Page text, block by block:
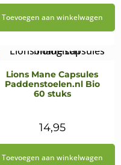
prijs prijs
is:
Toevoegen aan winkelwagen
Lions Mane Capsules
Paddenstoelen.nl Bio
60 stuks
14,95
Toevoegen aan winkelwagen